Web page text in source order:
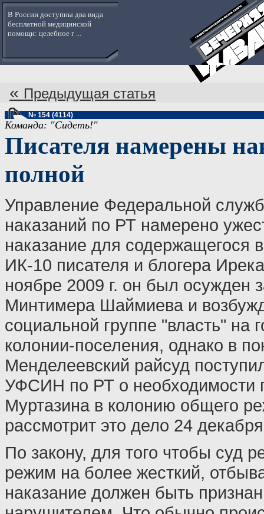
В России доступны два вида
бесплатной медицинской
помощи: целебное г ...
« Предыдущая статья
№ 154 (4114)
Команда: "Сидеть!"
Писателя намерены
полной
Управление Федеральной
наказаний по РТ намерено
наказание для содержащегося
ИК-10 писателя и блогера
ноябре 2009 г. он был осужден
Минтимера Шаймиева и
социальной группе "власть" на
колонии-поселения, однако в
Менделеевский райсуд
УФСИН по РТ о необходимости
Муртазина в колонию общего
рассмотрит это дело 24
По закону, для того чтобы суд
режим на более жесткий,
наказание должен быть